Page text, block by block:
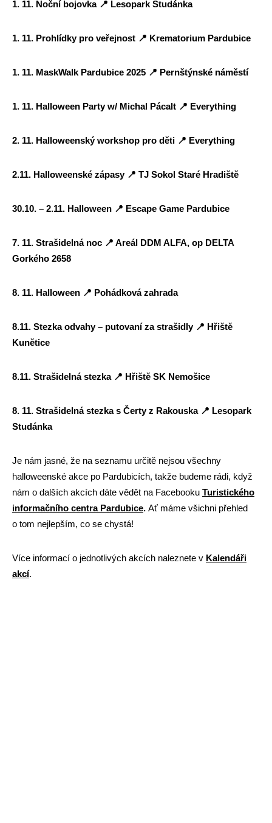
1. 11. Noční bojovka 📍 Lesopark Studánka
1. 11. Prohlídky pro veřejnost 📍 Krematorium Pardubice
1. 11. MaskWalk Pardubice 2025 📍 Pernštýnské náměstí
1. 11. Halloween Party w/ Michal Pácalt 📍 Everything
2. 11. Halloweenský workshop pro děti 📍 Everything
2.11. Halloweenské zápasy 📍 TJ Sokol Staré Hradiště
30.10. – 2.11. Halloween 📍 Escape Game Pardubice
7. 11. Strašidelná noc 📍 Areál DDM ALFA, op DELTA
Gorkého 2658
8. 11. Halloween 📍 Pohádková zahrada
8.11. Stezka odvahy – putovaní za strašidly 📍 Hřiště
Kunětice
8.11. Strašidelná stezka 📍 Hřiště SK Nemošice
8. 11. Strašidelná stezka s Čerty z Rakouska 📍 Lesopark
Studánka
Je nám jasné, že na seznamu určitě nejsou všechny
halloweenské akce po Pardubicích, takže budeme rádi, když
nám o dalších akcích dáte vědět na Facebooku Turistického
informačního centra Pardubice. Ať máme všichni přehled
o tom nejlepším, co se chystá!
Více informací o jednotlivých akcích naleznete v Kalendáři
akcí.